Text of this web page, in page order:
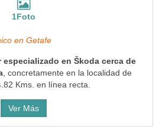
1Foto
en Getafe
especializado en Škoda cerca de
, concretamente en la localidad de
Kms. en línea recta.
Ver Más